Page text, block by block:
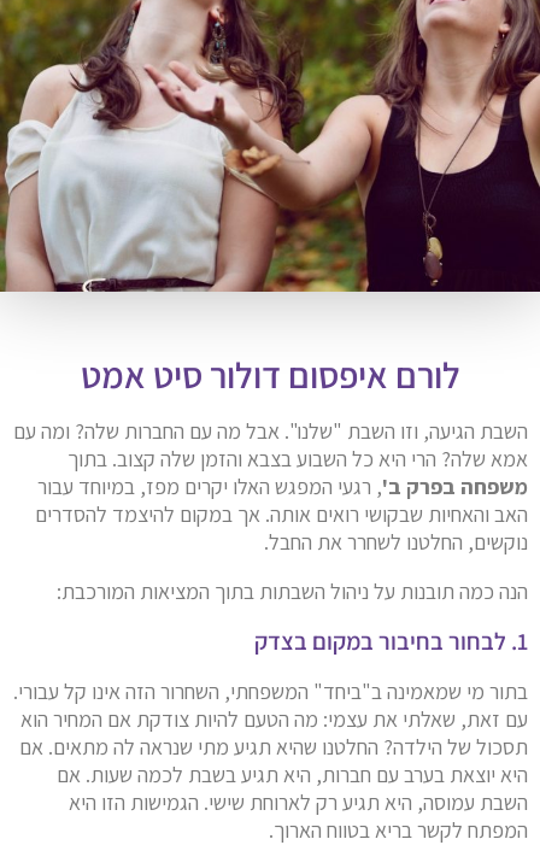
לורם איפסום דולור סיט אמט
השבת הגיעה, וזו השבת "שלנו". אבל מה עם החברות שלה? ומה עם
אמא שלה? הרי היא כל השבוע בצבא והזמן שלה קצוב. בתוך
משפחה בפרק ב', רגעי המפגש האלו יקרים מפז, במיוחד עבור
האב והאחיות שבקושי רואים אותה. אך במקום להיצמד להסדרים
נוקשים, החלטנו לשחרר את החבל.
הנה כמה תובנות על ניהול השבתות בתוך המציאות המורכבת:
1. לבחור בחיבור במקום בצדק
בתור מי שמאמינה ב"ביחד" המשפחתי, השחרור הזה אינו קל עבורי.
עם זאת, שאלתי את עצמי: מה הטעם להיות צודקת אם המחיר הוא
תסכול של הילדה? החלטנו שהיא תגיע מתי שנראה לה מתאים. אם
היא יוצאת בערב עם חברות, היא תגיע בשבת לכמה שעות. אם
השבת עמוסה, היא תגיע רק לארוחת שישי. הגמישות הזו היא
המפתח לקשר בריא בטווח הארוך.